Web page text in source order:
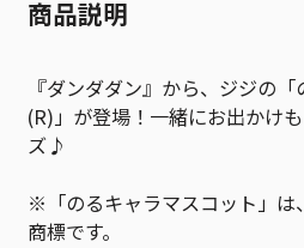
商品説明
『ダンダダン』から、ジジの
(R)」が登場！一緒にお出かけ
ズ♪
※「のるキャラマスコット」は
商標です。